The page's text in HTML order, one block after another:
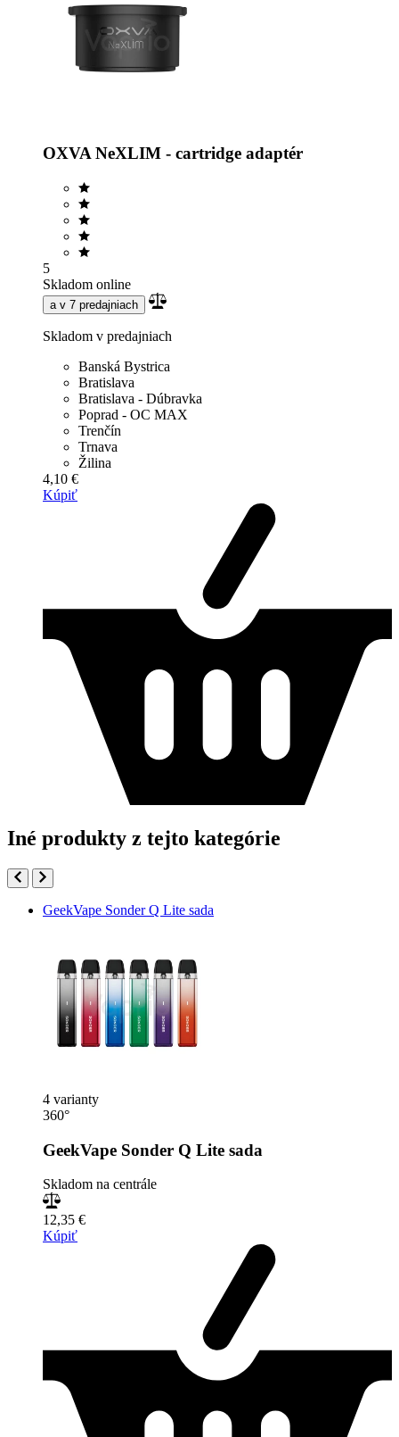
OXVA NeXLIM - cartridge adaptér
5
Skladom online
a v 7 predajniach
Skladom v predajniach
Banská Bystrica
Bratislava
Bratislava - Dúbravka
Poprad - OC MAX
Trenčín
Trnava
Žilina
4,10 €
Kúpiť
Iné produkty z tejto kategórie
GeekVape Sonder Q Lite sada
4 varianty
360°
GeekVape Sonder Q Lite sada
Skladom na centrále
12,35 €
Kúpiť